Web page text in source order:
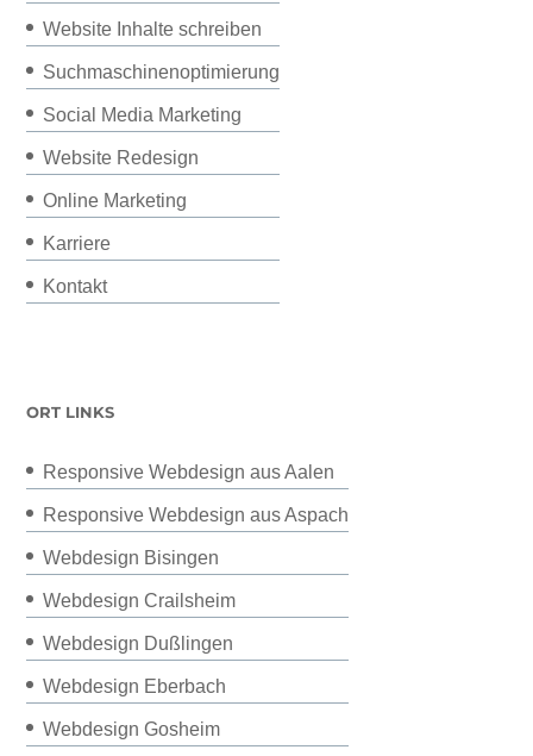
Website Inhalte schreiben
Suchmaschinenoptimierung
Social Media Marketing
Website Redesign
Online Marketing
Karriere
Kontakt
ORT LINKS
Responsive Webdesign aus Aalen
Responsive Webdesign aus Aspach
Webdesign Bisingen
Webdesign Crailsheim
Webdesign Dußlingen
Webdesign Eberbach
Webdesign Gosheim